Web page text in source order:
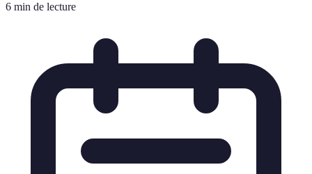
6 min de lecture